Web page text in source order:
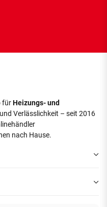
fürHeizungs- und
Verlässlichkeit – seit 2016
nach Hause.